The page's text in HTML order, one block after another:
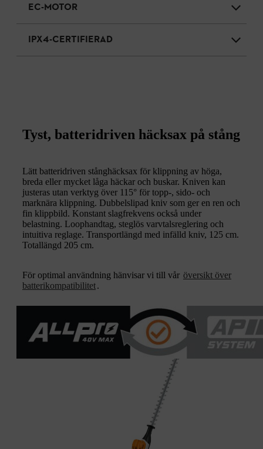
EC-MOTOR
IPX4-CERTIFIERAD
Tyst, batteridriven häcksax på stång
Lätt batteridriven stånghäcksax för klippning av höga,
breda eller mycket låga häckar och buskar. Kniven kan
justeras utan verktyg över 115° för topp-, sido- och
marknära klippning. Dubbelslipad kniv som ger en ren och
fin klippbild. Konstant slagfrekvens också under
belastning. Loophandtag, steglös varvtalsreglering och
intuitiva reglage. Transportlängd med infälld kniv, 125 cm.
Totallängd 205 cm.
För optimal användning hänvisar vi till vår översikt över
batterikompatibilitet.